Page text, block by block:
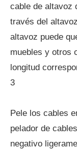
cable de altavoz
través del
altavoz puede
muebles y otros
longitud
3
Pele los cables
pelador de
negativo